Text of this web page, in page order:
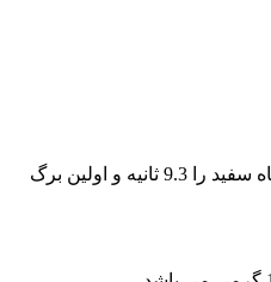
: این پرینتر تک کاره رنگی است و تکنولوژی چاپ آن لیزری است سرعت چاپ این پرینتر 29 برگ بر دقیقه است و اولین برگ سیاه سفید را 9.3 ثانیه و اولین برگ